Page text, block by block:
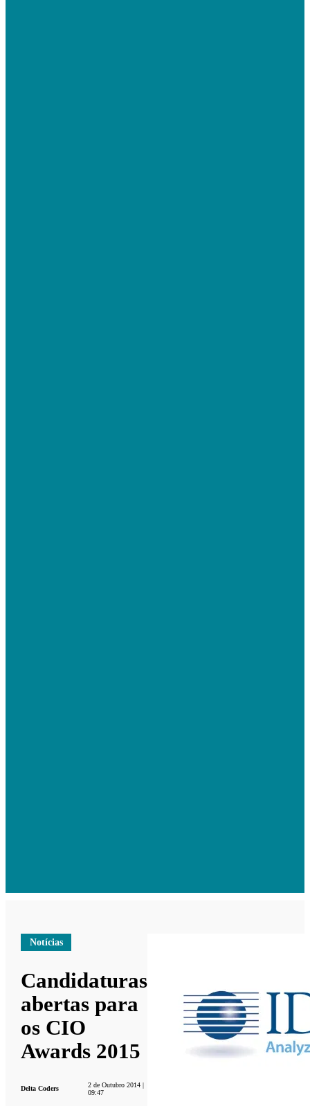
Notícias
Candidaturas
abertas para
os CIO
Awards 2015
Delta Coders
2 de Outubro 2014 |
09:47